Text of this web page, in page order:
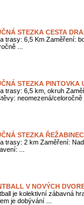
STEZKA CESTA
trasy: 6,5 Km Zaměření:
...
STEZKA PINTOVKA
trasy: 6,5 km, okruh
neomezená/celoročně
STEZKA ŘEŽABINEC
trasy: 2 km Zaměření:
...
V NOVÝCH
je kolektivní zábavná
je dobývání ...